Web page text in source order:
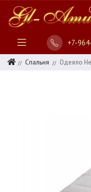
+7-
Спальня Одеяло